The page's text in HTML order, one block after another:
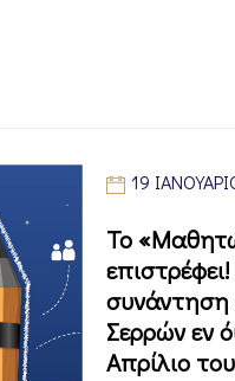
19
Το
συνάντηση
Σερρών εν
Απρίλιο